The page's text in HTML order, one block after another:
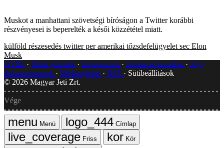
Muskot a manhattani szövetségi bíróságon a Twitter korábbi
részvényesei is beperelték a késői közzététel miatt.
külföld részesedés twitter per amerikai tőzsdefelügyelet sec Elon
Musk
GYIK
Hibát jelentek Impresszum Javítások kezelése
Jogi
dokumentumok
Médiaajánlat RSS
Sütibeállítások
© 2026 Magyar Jeti Zrt.
Vége
Menü
Címlap
Friss
Kör